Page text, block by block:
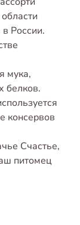
России.
мука,
белков.
консервов
Счастье,
питомец